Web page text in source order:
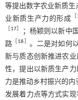
等提出数字农业新质
业新质生产力的形成 ［
［17］
；杨颖则以新中
路 ［18］ 。二是对如何
新与质态创新推进农
性，提出以新质生产
力是推动乡村振兴的
发展着力点等方式实